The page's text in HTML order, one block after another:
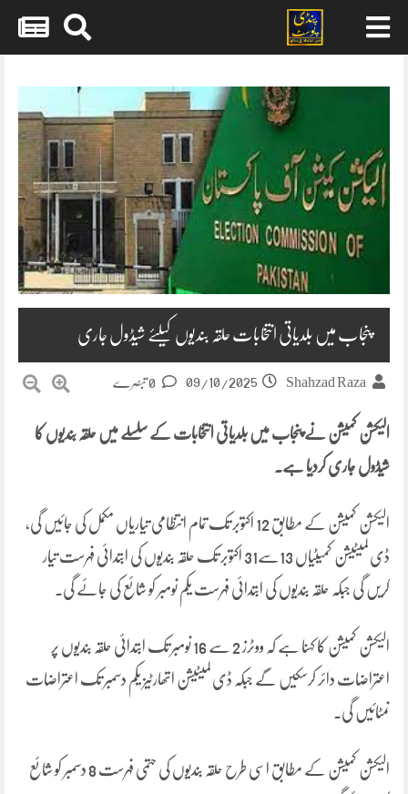
content
پنجاب میں بلدیاتی انتخابات حلقہ بندیوں کیلئے شیڈول جاری
Shahzad Raza
09/10/2025
الیکشن کمیشن نے پنجاب میں بلدیاتی انتخابات کے سلسلے میں حلقہ بندیوں کا
شیڈول جاری کردیا ہے۔
الیکشن کمیشن کے مطابق 12 اکتوبر تک تمام انتظامی تیاریاں مکمل کی جائیں گی،
ڈی لمیٹیشن کمیٹیاں 13سے31 اکتوبر تک حلقہ بندیوں کی ابتدائی فہرست تیار
کریں گی جبکہ حلقہ بندیوں کی ابتدائی فہرست یکم نومبر کو شائع کی جائے گی۔
الیکشن کمیشن کا کہنا ہے کہ ووٹرز 2 سے 16 نومبر تک ابتدائی حلقہ بندیوں پر
اعتراضات دائر کرسکیں گے جبکہ ڈی لمیٹیشن اتھارٹیز یکم دسمبر تک اعتراضات
نمٹائیں گی۔
الیکشن کمیشن کے مطابق اسی طرح حلقہ بندیوں کی حتمی فہرست 8 دسمبر کو شائع